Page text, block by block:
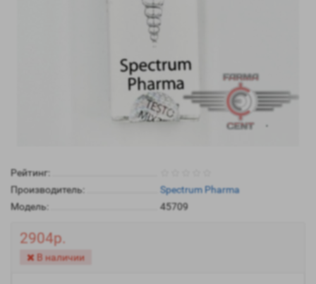
Рейтинг:
Производитель:
Spectrum Pharma
Модель:
45709
2904р.
В наличии